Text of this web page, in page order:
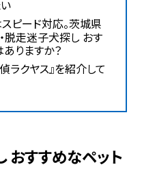
ピード対応。茨城県
脱走迷子犬探し おす
りますか？
ラクヤス』を紹介して